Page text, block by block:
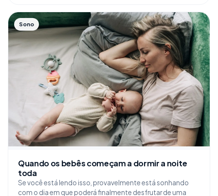
Sono
Quando os bebês começam a dormir a noite
toda
Se você está lendo isso, provavelmente está sonhando
com o dia em que poderá finalmente desfrutar de uma